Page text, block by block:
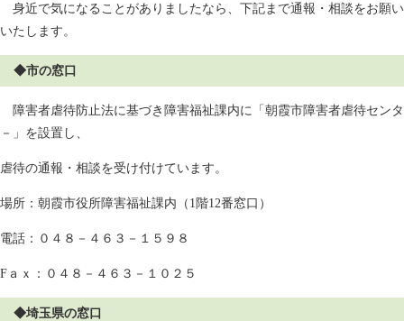
身近で気になることがありましたなら、下記まで通報・相談をお願い
いたします。
◆市の窓口
障害者虐待防止法に基づき障害福祉課内に「朝霞市障害者虐待センタ
－」を設置し、
虐待の通報・相談を受け付けています。
場所：朝霞市役所障害福祉課内（1階12番窓口）
電話：０４８－４６３－１５９８
Fａｘ：０４８－４６３－１０２５
◆埼玉県の窓口